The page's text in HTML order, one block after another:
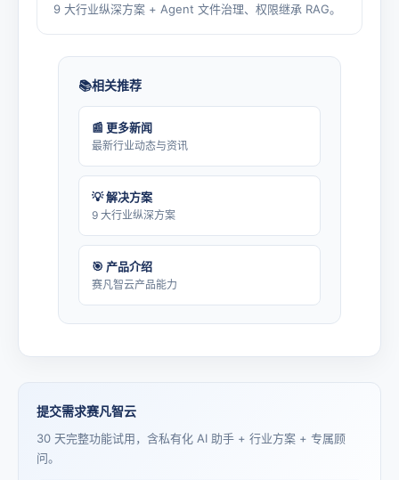
9 大行业纵深方案 + Agent 文件治理、权限继承 RAG。
相关推荐
📰 更多新闻
最新行业动态与资讯
💡 解决方案
9 大行业纵深方案
🎯 产品介绍
赛凡智云产品能力
提交需求赛凡智云
30 天完整功能试用，含私有化 AI 助手 + 行业方案 + 专属顾
问。